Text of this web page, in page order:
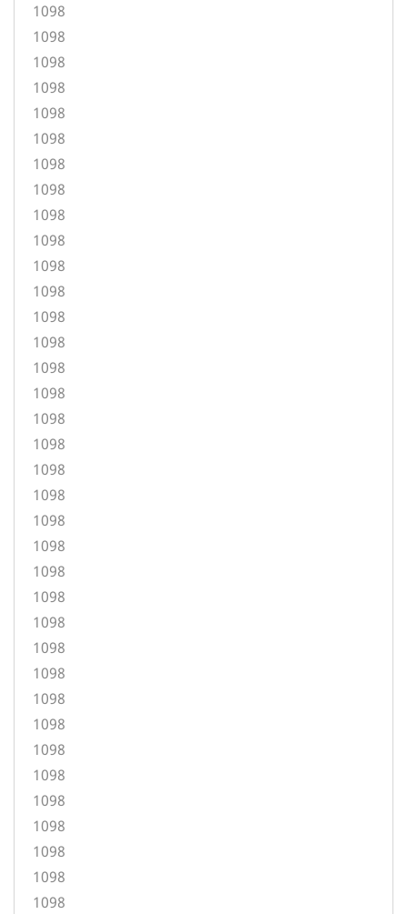
1098
1098
1098
1098
1098
1098
1098
1098
1098
1098
1098
1098
1098
1098
1098
1098
1098
1098
1098
1098
1098
1098
1098
1098
1098
1098
1098
1098
1098
1098
1098
1098
1098
1098
1098
1098